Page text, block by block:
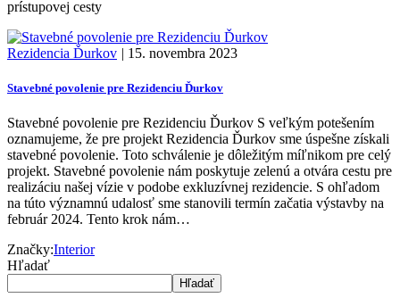
prístupovej cesty
Rezidencia Ďurkov | 15. novembra 2023
Stavebné povolenie pre Rezidenciu Ďurkov
Stavebné povolenie pre Rezidenciu Ďurkov S veľkým potešením
oznamujeme, že pre projekt Rezidencia Ďurkov sme úspešne získali
stavebné povolenie. Toto schválenie je dôležitým míľnikom pre celý
projekt. Stavebné povolenie nám poskytuje zelenú a otvára cestu pre
realizáciu našej vízie v podobe exkluzívnej rezidencie. S ohľadom
na túto významnú udalosť sme stanovili termín začatia výstavby na
február 2024. Tento krok nám…
Značky:Interior
Hľadať
Hľadať